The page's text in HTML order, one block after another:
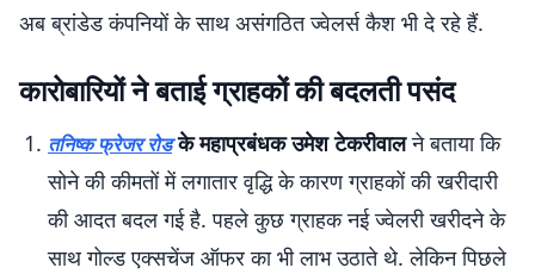
अब ब्रांडेड कंपनियों के साथ असंगठित ज्वेलर्स कैश भी दे रहे हैं.
कारोबारियों ने बताई ग्राहकों की बदलती पसंद
तनिष्क फ्रेजर रोडके महाप्रबंधक उमेश टेकरीवालने बताया कि
सोने की कीमतों में लगातार वृद्धि के कारण ग्राहकों की खरीदारी
की आदत बदल गई है. पहले कुछ ग्राहक नई ज्वेलरी खरीदने के
साथ गोल्ड एक्सचेंज ऑफर का भी लाभ उठाते थे. लेकिन पिछले